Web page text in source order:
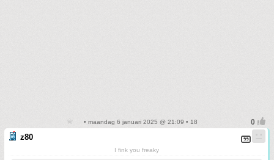
• maandag 6 januari 2025 @ 21:09 • 18
z80
I fink you freaky